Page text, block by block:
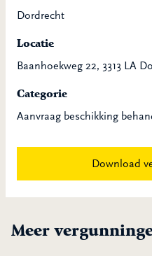
Dordrecht
Locatie
Baanhoekweg 22, 3313 LA
Categorie
Aanvraag beschikking
Download
Meer